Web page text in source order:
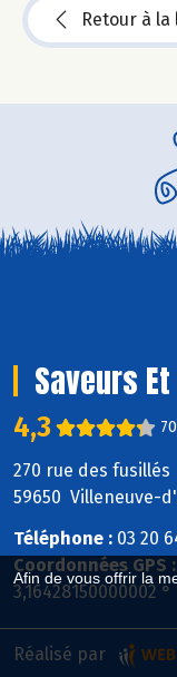
Afin de vous offrir la
Retour à la
Saveurs
4,3
270 rue des fusillés
59650 Villeneuve-
Téléphone : 03 20
Coordonnées GPS :
3,16428150000002 °
Réalisé par